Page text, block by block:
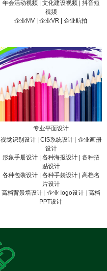
年会活动视频 | 文化建设视频 | 抖音短
视频
企业MV | 企业VR | 企业航拍
专业平面设计
视觉识别设计 | CIS系统设计 | 企业画册
设计
形象手册设计 | 各种海报设计 | 各种招
贴设计
各种包装设计 | 各种手袋设计 | 高档名
片设计
高档背景墙设计 | 企业 logo设计 | 高档
PPT设计